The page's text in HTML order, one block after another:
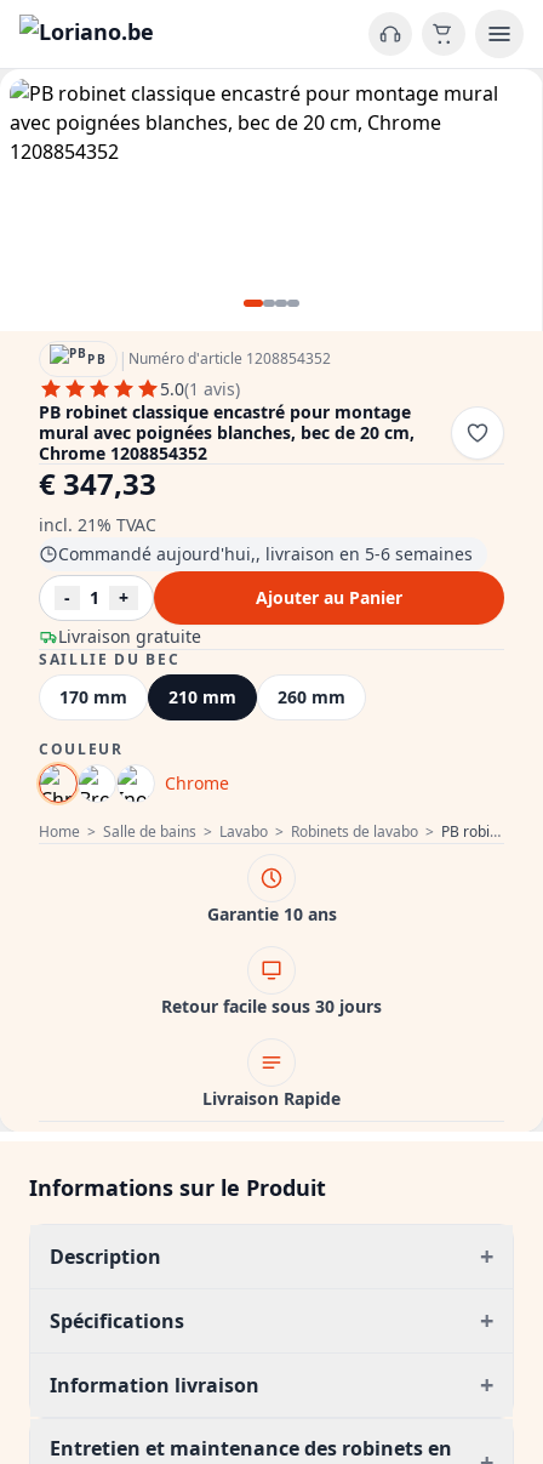
Home > Salle de bains > Lavabo > Robinets de lavabo > PB robinet classique encastré pour montage mural avec poignées blanches, bec de 20 cm, Chrome 1208854352
PB | Numéro d'article 1208854352
5.0(1 avis)
PB robinet classique encastré pour montage
mural avec poignées blanches, bec de 20 cm,
Chrome 1208854352
€ 347,33
incl. 21% TVAC
Livraison gratuite
Commandé aujourd'hui,, livraison en 5-6 semaines
-
1 + Ajouter au Panier
SAILLIE DU BEC
170 mm 210 mm 260 mm
COULEUR
Chrome
Garantie 10 ans
Retour facile sous 30 jours
Livraison Rapide
Informations sur le Produit
Description +
Spécifications +
Information livraison +
Entretien et maintenance des robinets en